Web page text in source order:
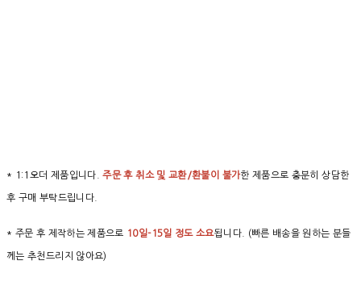
* 1:1오더 제품입니다.주문 후 취소 및 교환/환불이 불가한 제품으로 충분히 상담한
후 구매 부탁드립니다.
* 주문 후 제작하는 제품으로 10일-15일 정도 소요됩니다. (빠른 배송을 원하는 분들
께는 추천드리지 않아요)